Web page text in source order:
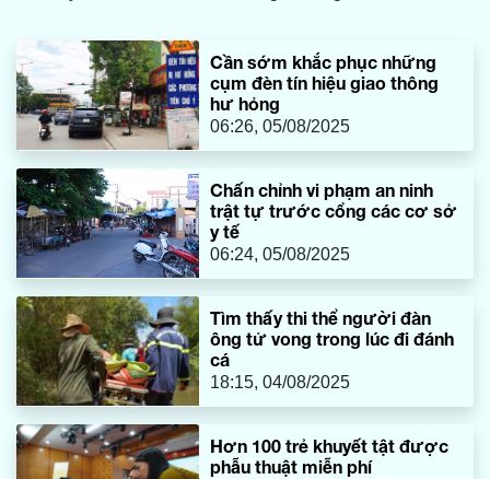
Cần sớm khắc phục những
cụm đèn tín hiệu giao thông
hư hỏng
06:26, 05/08/2025
Chấn chỉnh vi phạm an ninh
trật tự trước cổng các cơ sở
y tế
06:24, 05/08/2025
Tìm thấy thi thể người đàn
ông tử vong trong lúc đi đánh
cá
18:15, 04/08/2025
Hơn 100 trẻ khuyết tật được
phẫu thuật miễn phí